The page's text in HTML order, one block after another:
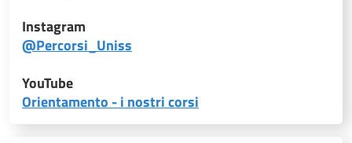
Instagram
@Percorsi_Uniss
YouTube
Orientamento - i nostri corsi